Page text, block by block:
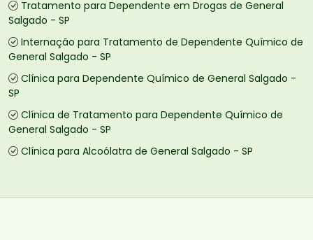
Tratamento para Dependente em Drogas de General
Salgado - SP
Internação para Tratamento de Dependente Químico de
General Salgado - SP
Clínica para Dependente Químico de General Salgado -
SP
Clínica de Tratamento para Dependente Químico de
General Salgado - SP
Clínica para Alcoólatra de General Salgado - SP